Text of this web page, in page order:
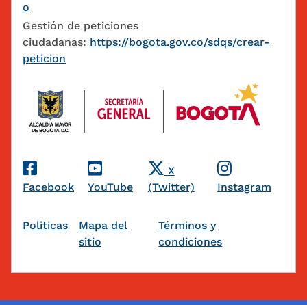
o
Gestión de peticiones
ciudadanas: https://bogota.gov.co/sdqs/crear-
peticion
Redes Sociales
Facebook YouTube
X
(Twitter)
Instagram
Pie de página
Politicas
Mapa del
sitio
Términos y
condiciones